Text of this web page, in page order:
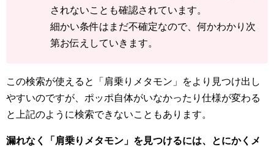
されないことも確認されています。
細かい条件はまだ不確定なので、何かわかり次
第お伝えしていきます。
この検索が使えると「肩乗りメタモン」をより見つけ出し
やすいのですが、ポッポ自体がいなかったり仕様が変わる
と上記のように検索できないこともあります。
漏れなく「肩乗りメタモン」を見つけるには、とにかくメ